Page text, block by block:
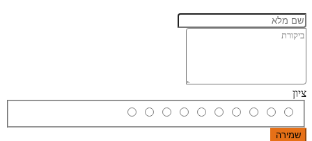
ציון
שמירה